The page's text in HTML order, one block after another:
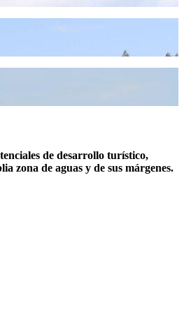
de desarrollo turístico,
zona de aguas y de sus márgenes.